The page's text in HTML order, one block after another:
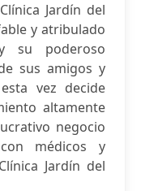
Jardín del
y atribulado
su poderoso
sus amigos y
vez decide
altamente
negocio
médicos y
Jardín del